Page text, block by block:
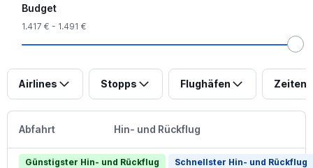
Budget
1.417 € - 1.491 €
Airlines Stopps Flughäfen Zeiten
Abfahrt Hin- und Rückflug
Günstigster Hin- und Rückflug Schnellster Hin- und Rückflug